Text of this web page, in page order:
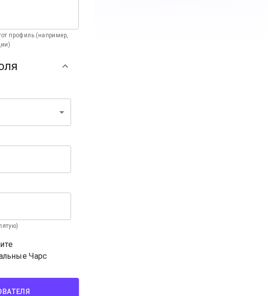
профиль (например,
Чарс